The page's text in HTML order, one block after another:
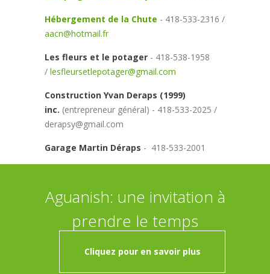
Hébergement de la Chute - 418-533-2316 /
aacn@hotmail.fr
Les fleurs et le potager - 418-538-1958
/ lesfleursetlepotager@gmail.com
Construction Yvan Deraps (1999)
inc. (entrepreneur général) - 418-533-2025 /
derapsy@gmail.com
Garage Martin Déraps - 418-533-2001
Aguanish: une invitation à
prendre le temps
Cliquez pour en savoir plus